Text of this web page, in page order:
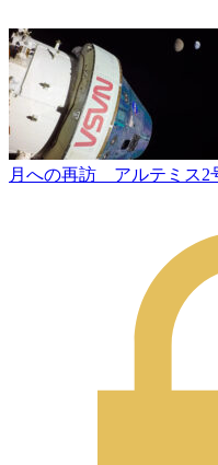
月への再訪 アルテミス2